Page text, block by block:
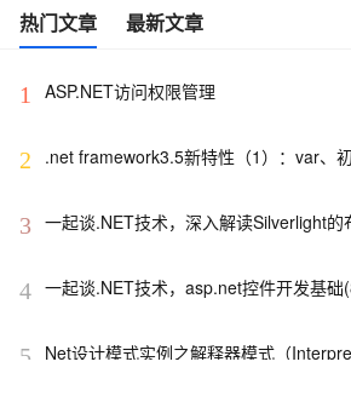
热门文章 最新文章
1 ASP.NET访问权限管理
2
.net framework3.5新特性（1）：var、
3 一起谈.NET技术，深入解读Silverlight的
4 一起谈.NET技术，asp.net控件开发基础
5
Net设计模式实例之解释器模式（